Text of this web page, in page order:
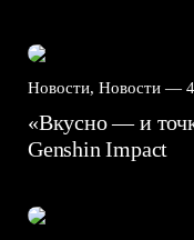
Новости, Новости —
«Вкусно — и
Genshin Impact⁠⁠